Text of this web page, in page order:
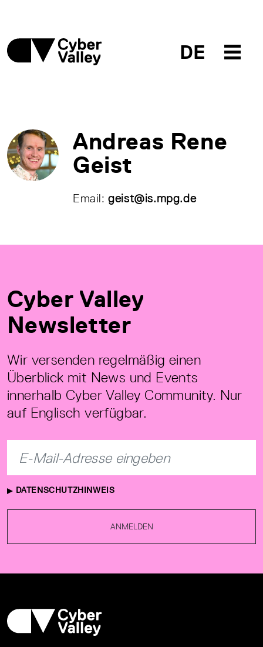
DE
Andreas Rene
Geist
Email:geist@is.mpg.de
Cyber Valley
Newsletter
Wir versenden regelmäßig einen
Überblick mit News und Events
innerhalb Cyber Valley Community. Nur
auf Englisch verfügbar.
DATENSCHUTZHINWEIS
ANMELDEN